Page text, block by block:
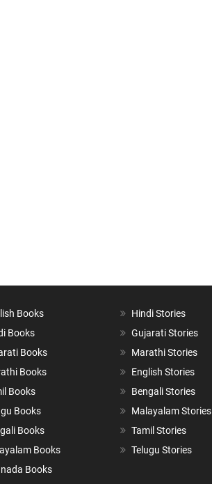
Books
Books
Books
Books
Books
Books
Books
Books
Books
Hindi Stories
Gujarati Stories
Marathi Stories
English Stories
Bengali Stories
Malayalam Stories
Tamil Stories
Telugu Stories